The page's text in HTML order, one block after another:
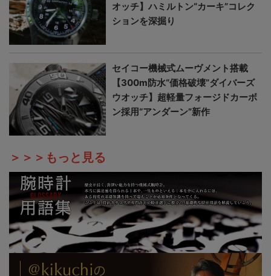
オッチ】ハミルトン“カーキ”コレク
ションを深掘り
セイコー機械式ムーヴメント搭載
【300m防水“価格破壊”ダイバーズ
ウオッチ】超軽量フォージドカーボ
ン採用“アンダーン”新作
＞＞＞もっと見る